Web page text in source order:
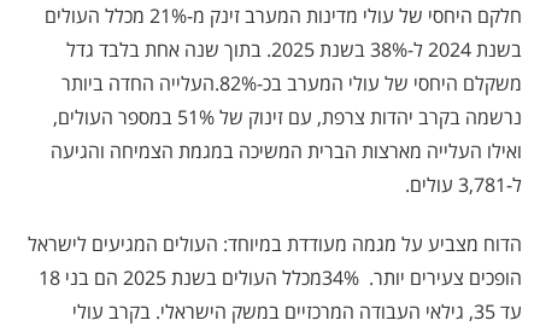
חלקם היחסי של עולי מדינות המערב זינק מ-21% מכלל העולים
בשנת 2024 ל-38% בשנת 2025. בתוך שנה אחת בלבד גדל
משקלם היחסי של עולי המערב בכ-82%
.העלייה החדה ביותר
נרשמה בקרב יהדות צרפת, עם זינוק של 51% במספר העולים,
ואילו העלייה מארצות הברית המשיכה במגמת הצמיחה והגיעה
ל-3,781 עולים
.
הדוח מצביע על מגמה מעודדת במיוחד: העולים המגיעים לישראל
הופכים צעירים יותר.
34%
מכלל העולים בשנת 2025 הם בני 18
עד 35, גילאי העבודה המרכזיים במשק הישראלי. בקרב עולי